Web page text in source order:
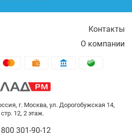
Контакты
О компании
г. Москва, ул. Дорогобужская 14,
стр. 12, 2 этаж.
301-90-12